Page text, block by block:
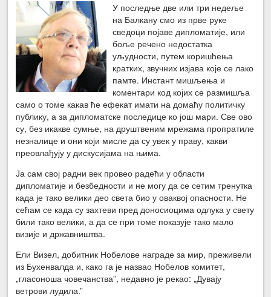
У последње две или три недеље
на Балкану смо из прве руке
сведоци појаве дипломатије, или
боље речено недостатка
уљудности, путем коришћења
кратких, звучних изјава које се лако
памте. Инстант мишљења и
коментари код којих се размишља
само о томе какав ће ефекат имати на домаћу политичку
публику, а за дипломатске последице ко још мари. Све ово
су, без икакве сумње, на друштвеним мрежама пропратиле
незналице и они који мисле да су увек у праву, какви
преовлађују у дискусијама на њима.
Ја сам свој радни век провео радећи у области
дипломатије и безбедности и не могу да се сетим тренутка
када је тако велики део света био у оваквој опасности. Не
сећам се када су захтеви пред доносиоцима одлука у свету
били тако велики, а да се при томе показује тако мало
визије и државништва.
Ели Визел, добитник Нобелове награде за мир, преживели
из Бухенвалда и, како га је назвао Нобелов комитет,
„гласоноша човечанства”, недавно је рекао: „Дувају
ветрови лудила.”